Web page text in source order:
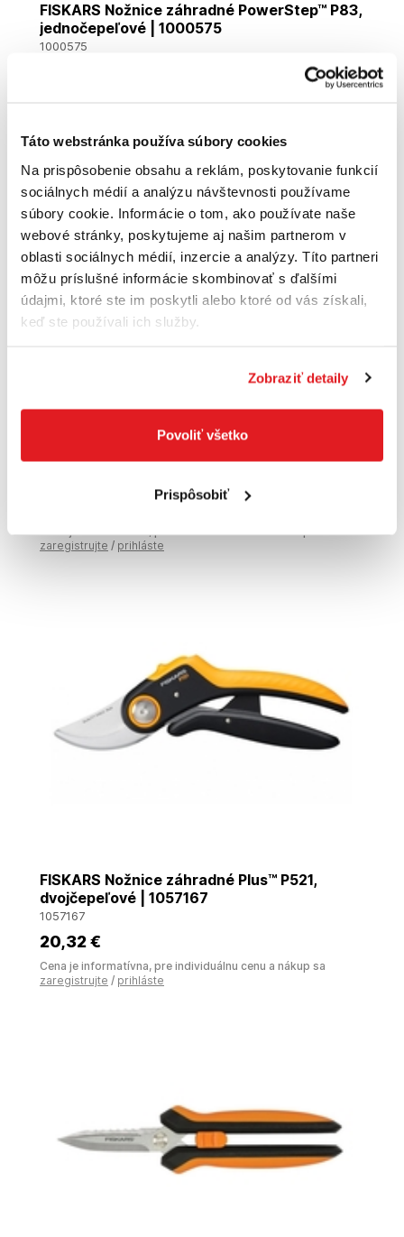
Táto webstránka používa súbory cookies
Na prispôsobenie obsahu a reklám, poskytovanie funkcií
sociálnych médií a analýzu návštevnosti používame
súbory cookie. Informácie o tom, ako používate naše
webové stránky, poskytujeme aj našim partnerom v
oblasti sociálnych médií, inzercie a analýzy. Títo partneri
môžu príslušné informácie skombinovať s ďalšími
údajmi, ktoré ste im poskytli alebo ktoré od vás získali,
keď ste používali ich služby.
Zobraziť detaily
Povoliť všetko
Prispôsobiť
FISKARS Nožnice záhradné PowerStep™ P83,
jednočepeľové | 1000575
1000575
FISKARS Nožnice záhradné profesionálne
P90 | 1001530
zaregistrujte / prihláste
FISKARS Nožnice záhradné Plus™ P521,
dvojčepeľové | 1057167
1057167
20,32 €
Cena je informatívna, pre individuálnu cenu a nákup sa
zaregistrujte / prihláste